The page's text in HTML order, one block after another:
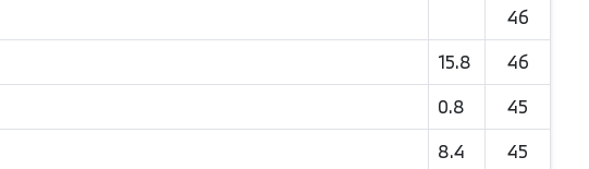
46
15.8 46
0.8
45
8.4 45